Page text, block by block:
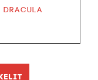
Dracula